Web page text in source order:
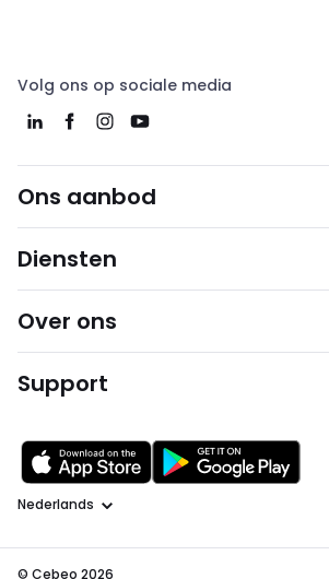
Volg ons op sociale media
Ons aanbod
Diensten
Over ons
Support
Taal
© Cebeo 2026